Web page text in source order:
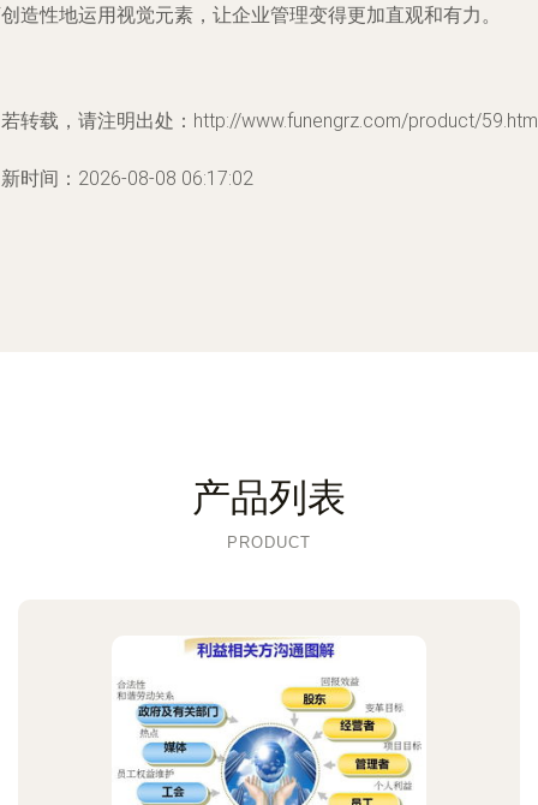
造性地运用视觉元素，让企业管理变得更加直观和有力。
转载，请注明出处：http://www.funengrz.com/product/
时间：2026-08-08 06:17:02
产品列表
PRODUCT